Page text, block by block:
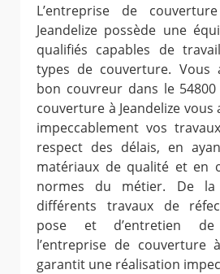
L’entreprise de
Jeandelize possède une
qualifiés capables de
types de couverture. Vous
bon couvreur dans le 54800
couverture à Jeandelize
impeccablement vos
respect des délais, en
matériaux de qualité et en
normes du métier. De la
différents travaux de
pose et d’entretien
l’entreprise de couverture
garantit une réalisation